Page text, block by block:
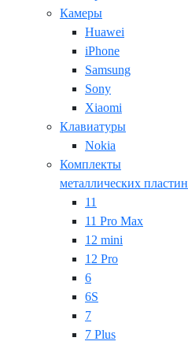
Камеры
Huawei
iPhone
Samsung
Sony
Xiaomi
Клавиатуры
Nokia
Комплекты
металлических пластин
11
11 Pro Max
12 mini
12 Pro
6
6S
7
7 Plus